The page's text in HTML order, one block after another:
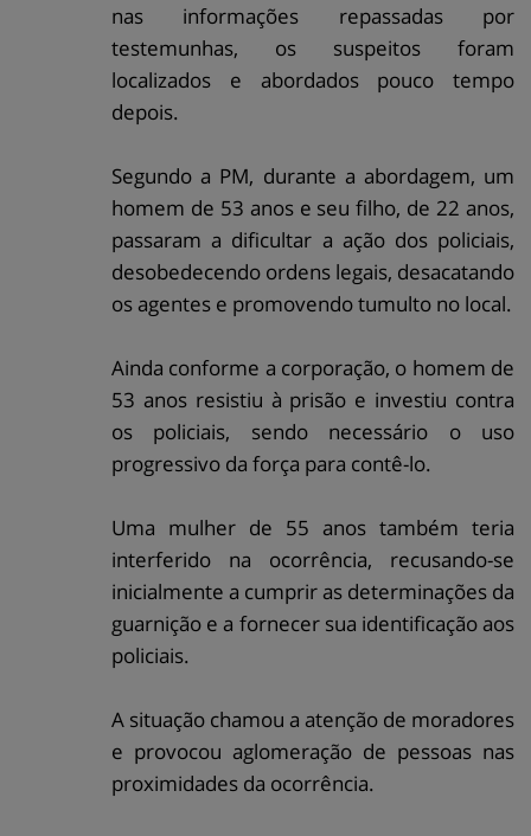
nas informações repassadas por
testemunhas, os suspeitos foram
localizados e abordados pouco tempo
depois.
Segundo a PM, durante a abordagem, um
homem de 53 anos e seu filho, de 22 anos,
passaram a dificultar a ação dos policiais,
desobedecendo ordens legais, desacatando
os agentes e promovendo tumulto no local.
Ainda conforme a corporação, o homem de
53 anos resistiu à prisão e investiu contra
os policiais, sendo necessário o uso
progressivo da força para contê-lo.
Uma mulher de 55 anos também teria
interferido na ocorrência, recusando-se
inicialmente a cumprir as determinações da
guarnição e a fornecer sua identificação aos
policiais.
A situação chamou a atenção de moradores
e provocou aglomeração de pessoas nas
proximidades da ocorrência.